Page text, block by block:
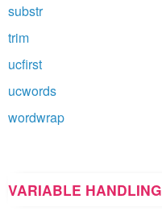
substr
trim
ucfirst
ucwords
wordwrap
VARIABLE HANDLING